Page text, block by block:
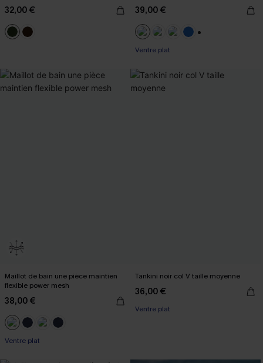
32,00 € 39,00 €
Ventre plat
Maillot de bain une pièce maintien
flexible power mesh
38,00 €
Ventre plat
Tankini noir col V taille moyenne
36,00 €
Ventre plat